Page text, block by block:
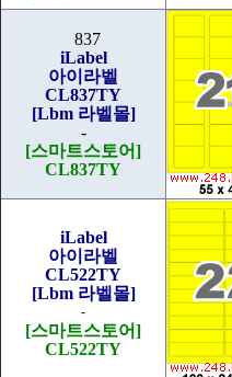
837
iLabel
아이라벨
CL837TY
[Lbm 라벨몰]
-
[스마트스토어]
CL837TY
iLabel
아이라벨
CL522TY
[Lbm 라벨몰]
-
[스마트스토어]
CL522TY